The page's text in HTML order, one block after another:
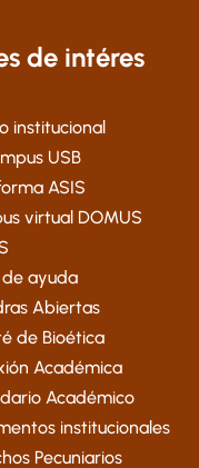
de intéres
institucional
USB
ASIS
virtual DOMUS
de ayuda
Abiertas
de Bioética
Académica
Académico
institucionales
Pecuniarios